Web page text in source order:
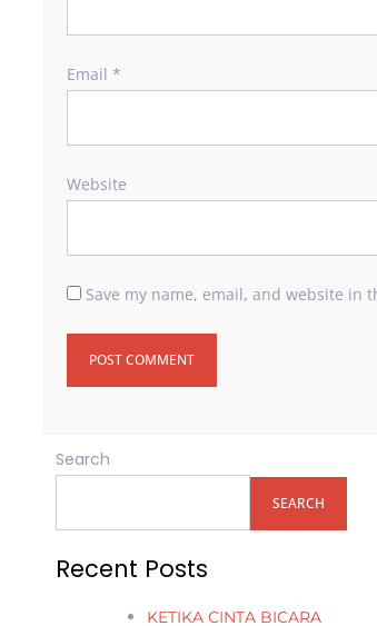
Email *
Website
Save my name, email, and website in
Search
SEARCH
Recent Posts
KETIKA CINTA BICARA